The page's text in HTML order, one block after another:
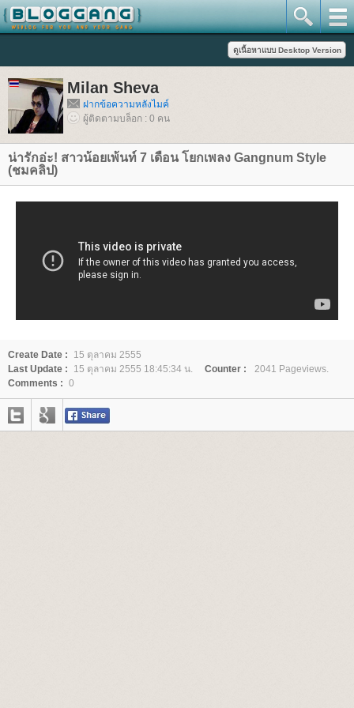
Milan Sheva
ฝากข้อความหลังไมค์
ผู้ติดตามบล็อก : 0 คน
น่ารักอ่ะ! สาวน้อยเพ้นท์ 7 เดือน โยกเพลง Gangnum Style
(ชมคลิป)
Create Date :
15 ตุลาคม 2555
Last Update :
15 ตุลาคม 2555 18:45:34 น. Counter :
2041 Pageviews.
Comments : 0